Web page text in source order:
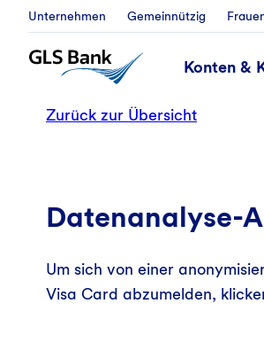
Unternehmen Gemeinnützig
Konten &
Zurück zur Übersicht
Datenanalyse-
Um sich von einer
Visa Card abzumelden,